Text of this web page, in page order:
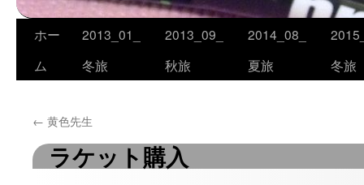
コ
ン
ツ
ホー
ム
2013_01_
冬旅
2013_09_
秋旅
2014_08_
夏旅
冬旅
← 黄色先生
ラケット購入